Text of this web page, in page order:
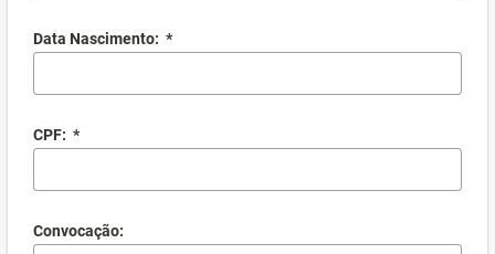
Data Nascimento: *
CPF: *
Convocação: